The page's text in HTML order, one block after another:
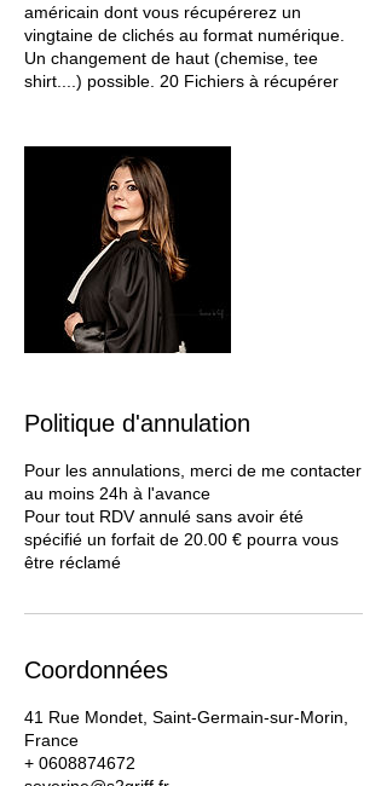
américain dont vous récupérerez un
vingtaine de clichés au format numérique.
Un changement de haut (chemise, tee
shirt....) possible. 20 Fichiers à récupérer
Politique d'annulation
Pour les annulations, merci de me contacter
au moins 24h à l'avance
Pour tout RDV annulé sans avoir été
spécifié un forfait de 20.00 € pourra vous
être réclamé
Coordonnées
41 Rue Mondet, Saint-Germain-sur-Morin,
France
+ 0608874672